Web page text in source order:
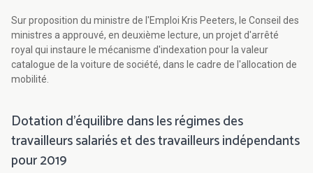
Sur proposition du ministre de l'Emploi Kris Peeters, le Conseil des
ministres a approuvé, en deuxième lecture, un projet d'arrêté
royal qui instaure le mécanisme d'indexation pour la valeur
catalogue de la voiture de société, dans le cadre de l'allocation de
mobilité.
Dotation d’équilibre dans les régimes des
travailleurs salariés et des travailleurs indépendants
pour 2019